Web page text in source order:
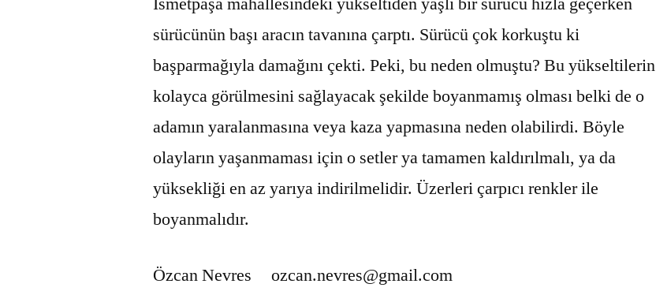
sürücünün başı aracın tavanına çarptı. Sürücü çok korkuştu ki
başparmağıyla damağını çekti. Peki, bu neden olmuştu? Bu yükseltilerin
kolayca görülmesini sağlayacak şekilde boyanmamış olması belki de o
adamın yaralanmasına veya kaza yapmasına neden olabilirdi. Böyle
olayların yaşanmaması için o setler ya tamamen kaldırılmalı, ya da
yüksekliği en az yarıya indirilmelidir. Üzerleri çarpıcı renkler ile
boyanmalıdır.
Özcan Nevres ozcan.nevres@gmail.com